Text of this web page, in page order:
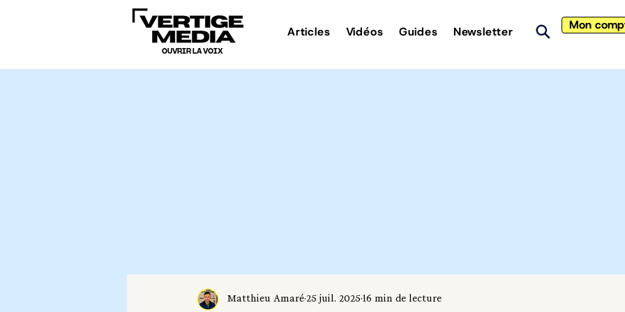
OUVRIR LA VOIX
Articles Vidéos Guides Newsletter Mon
Matthieu Amaré 25 juil. 2025 16 min de lecture